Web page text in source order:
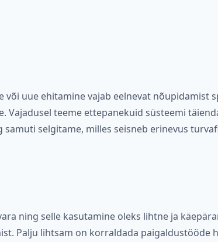
uue ehitamine vajab eelnevat nõupidamist
teeme ettepanekuid süsteemi
selgitame, milles seisneb erinevus
ning selle kasutamine oleks lihtne ja
Palju lihtsam on korraldada paigaldustööde